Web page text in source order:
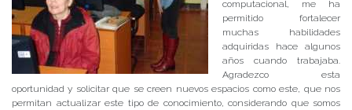
computacional, me ha
permitido fortalecer
muchas habilidades
adquiridas hace algunos
años cuando trabajaba.
Agradezco esta
oportunidad y solicitar que se creen nuevos espacios como este, que nos
permitan actualizar este tipo de conocimiento, considerando que somos